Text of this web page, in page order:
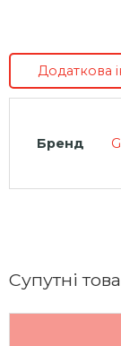
Додаткова
Бренд
Супутні